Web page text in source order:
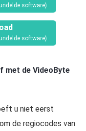
software)
software)
met de VideoByte
u niet eerst
de regiocodes van